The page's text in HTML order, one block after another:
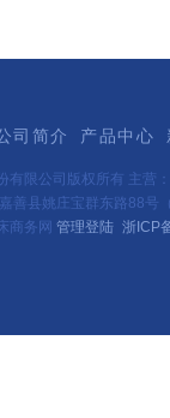
司简介 产品中心
有限公司版权所有 主营：
善县姚庄宝群东路88号
商务网 管理登陆 浙ICP